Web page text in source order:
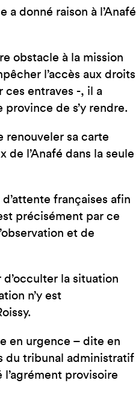
a donné raison à l’Anafé
obstacle à la mission
l’accès aux droits
ces entraves -, il a
de s’y rendre.
renouveler sa carte
de l’Anafé dans la seule
françaises afin
précisément par ce
et de
la situation
n’y est
en urgence – dite en
du tribunal administratif
provisoire